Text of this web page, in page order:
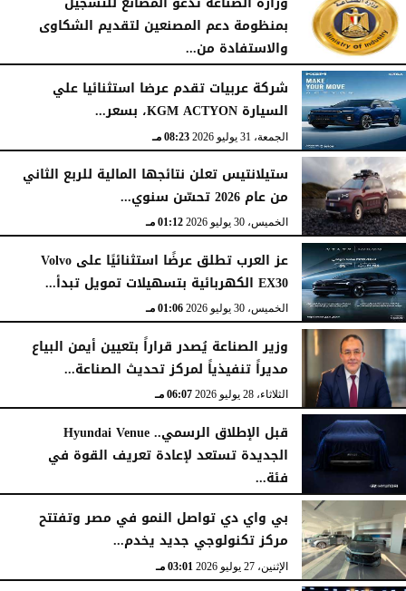
بمنظومة دعم المصنعين لتقديم الشكاوى
والاستفادة من...
السبت، 1 أغسطس 2026
شركة عربيات تقدم عرضا استثنائيا علي
السيارة KGM ACTYON، بسعر...
الجمعة، 31 يوليو 2026 08:23 مـ
ستيلانتيس تعلن نتائجها المالية للربع الثاني
من عام 2026 تحسّن سنوي...
الخميس، 30 يوليو 2026 01:12 مـ
عز العرب تطلق عرضًا استثنائيًا على Volvo
EX30 الكهربائية بتسهيلات تمويل تبدأ...
الخميس، 30 يوليو 2026 01:06 مـ
وزير الصناعة يُصدر قراراً بتعيين أيمن البياع
مديراً تنفيذياً لمركز تحديث الصناعة...
الثلاثاء، 28 يوليو 2026 06:07 مـ
قبل الإطلاق الرسمي.. Hyundai Venue
الجديدة تستعد لإعادة تعريف القوة في
فئة...
الثلاثاء، 28 يوليو 2026 12:28 مـ
بي واي دي تواصل النمو في مصر وتفتتح
مركز تكنولوجي جديد يخدم...
الإثنين، 27 يوليو 2026 03:01 مـ